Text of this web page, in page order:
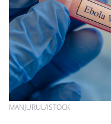
MANJURUL/ISTOCK